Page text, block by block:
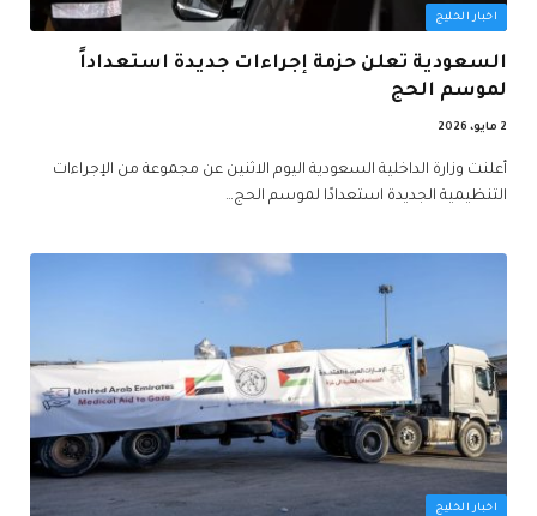
اخبار الخليج
السعودية تعلن حزمة إجراءات جديدة استعداداً
لموسم الحج
2 مايو، 2026
أعلنت وزارة الداخلية السعودية اليوم الاثنين عن مجموعة من الإجراءات
التنظيمية الجديدة استعدادًا لموسم الحج…
اخبار الخليج